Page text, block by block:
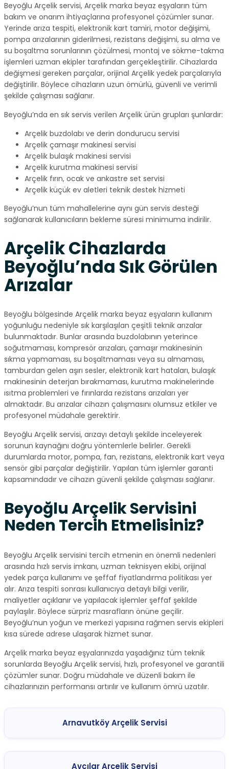
Beyoğlu Arçelik servisi, Arçelik marka beyaz eşyaların tüm
bakım ve onarım ihtiyaçlarına profesyonel çözümler sunar.
Yerinde arıza tespiti, elektronik kart tamiri, motor değişimi,
pompa arızalarının giderilmesi, rezistans değişimi, su alma ve
su boşaltma sorunlarının çözülmesi, montaj ve sökme-takma
işlemleri uzman ekipler tarafından gerçekleştirilir. Cihazlarda
değişmesi gereken parçalar, orijinal Arçelik yedek parçalarıyla
değiştirilir. Böylece cihazların uzun ömürlü, güvenli ve verimli
şekilde çalışması sağlanır.
Beyoğlu’nda en sık servis verilen Arçelik ürün grupları şunlardır:
Arçelik buzdolabı ve derin dondurucu servisi
Arçelik çamaşır makinesi servisi
Arçelik bulaşık makinesi servisi
Arçelik kurutma makinesi servisi
Arçelik fırın, ocak ve ankastre set servisi
Arçelik küçük ev aletleri teknik destek hizmeti
Beyoğlu’nun tüm mahallelerine aynı gün servis desteği
sağlanarak kullanıcıların bekleme süresi minimuma indirilir.
Arçelik Cihazlarda
Beyoğlu’nda Sık Görülen
Arızalar
Beyoğlu bölgesinde Arçelik marka beyaz eşyaların kullanım
yoğunluğu nedeniyle sık karşılaşılan çeşitli teknik arızalar
bulunmaktadır. Bunlar arasında buzdolabının yeterince
soğutmaması, kompresör arızaları, çamaşır makinesinin
sıkma yapmaması, su boşaltmaması veya su almaması,
tamburdan gelen aşırı sesler, elektronik kart hataları, bulaşık
makinesinin deterjan bırakmaması, kurutma makinelerinde
ısıtma problemleri ve fırınlarda rezistans arızaları yer
almaktadır. Bu arızalar cihazın çalışmasını olumsuz etkiler ve
profesyonel müdahale gerektirir.
Beyoğlu Arçelik servisi, arızayı detaylı şekilde inceleyerek
sorunun kaynağını doğru yöntemlerle belirler. Gerekli
durumlarda motor, pompa, fan, rezistans, elektronik kart veya
sensör gibi parçalar değiştirilir. Yapılan tüm işlemler garanti
kapsamındadır ve cihazın güvenli şekilde çalışması sağlanır.
Beyoğlu Arçelik Servisini
Neden Tercih Etmelisiniz?
Beyoğlu Arçelik servisini tercih etmenin en önemli nedenleri
arasında hızlı servis imkanı, uzman teknisyen ekibi, orijinal
yedek parça kullanımı ve şeffaf fiyatlandırma politikası yer
alır. Arıza tespiti sonrası kullanıcıya detaylı bilgi verilir,
maliyetler açıklanır ve yapılacak işlemler şeffaf şekilde
paylaşılır. Böylece sürpriz masrafların önüne geçilir.
Beyoğlu’nun yoğun ve merkezi yapısına rağmen servis ekipleri
kısa sürede adrese ulaşarak hizmet sunar.
Arçelik marka beyaz eşyalarınızda yaşadığınız tüm teknik
sorunlarda Beyoğlu Arçelik servisi, hızlı, profesyonel ve garantili
çözümler sunar. Doğru müdahale ve düzenli bakım ile
cihazlarınızın performansı artırılır ve kullanım ömrü uzatılır.
Arnavutköy Arçelik Servisi
Avcılar Arçelik Servisi